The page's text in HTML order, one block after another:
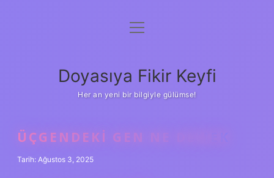
Anasayfa
Yasal Uyarı
menüyü
Doyasıya Fikir Keyfi
Her an yeni bir bilgiyle gülümse!
ÜÇGENDEKI GEN NE DEMEK
Tarih: Ağustos 3, 2025